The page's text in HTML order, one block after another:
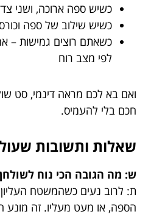
כשיש ספה ארוכה, ושני
כשיש שילוב של ספה
כשאתם רוצים גמישות –
לפי מצב רוח
ואם בא לכם מראה דינמי, סט
חכם בלי להעמיס.
שאלות ותשובות
ש: מה הגובה הכי נוח
ת: לרוב נעים כשהמשטח
הספה, או מעט מעליו. זה מונע